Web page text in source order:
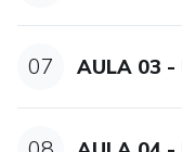
07 AULA 03 -